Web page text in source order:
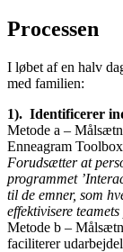
Processen
I løbet af en halv
med familien:
1). Identificerer
Metode a –
Enneagram
Forudsætter at
programmet
til de emner, som
effektivisere
Metode b –
faciliterer